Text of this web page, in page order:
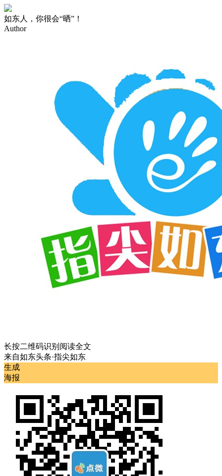
如东人，你很会“晒”！
Author
长按二维码识别阅读全文
来自如东头条·指尖如东
生成
海报